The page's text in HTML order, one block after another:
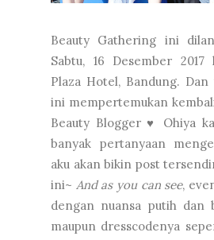
Beauty Gathering ini
Sabtu, 16 Desember
Plaza Hotel, Bandung.
ini mempertemukan
Beauty Blogger ♥ Ohiya
banyak pertanyaan
aku akan bikin post
ini~ And as you can see,
dengan nuansa putih dan
maupun dresscodenya